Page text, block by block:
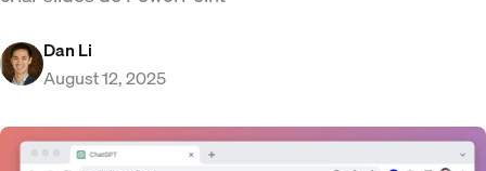
Dan Li
August 12, 2025